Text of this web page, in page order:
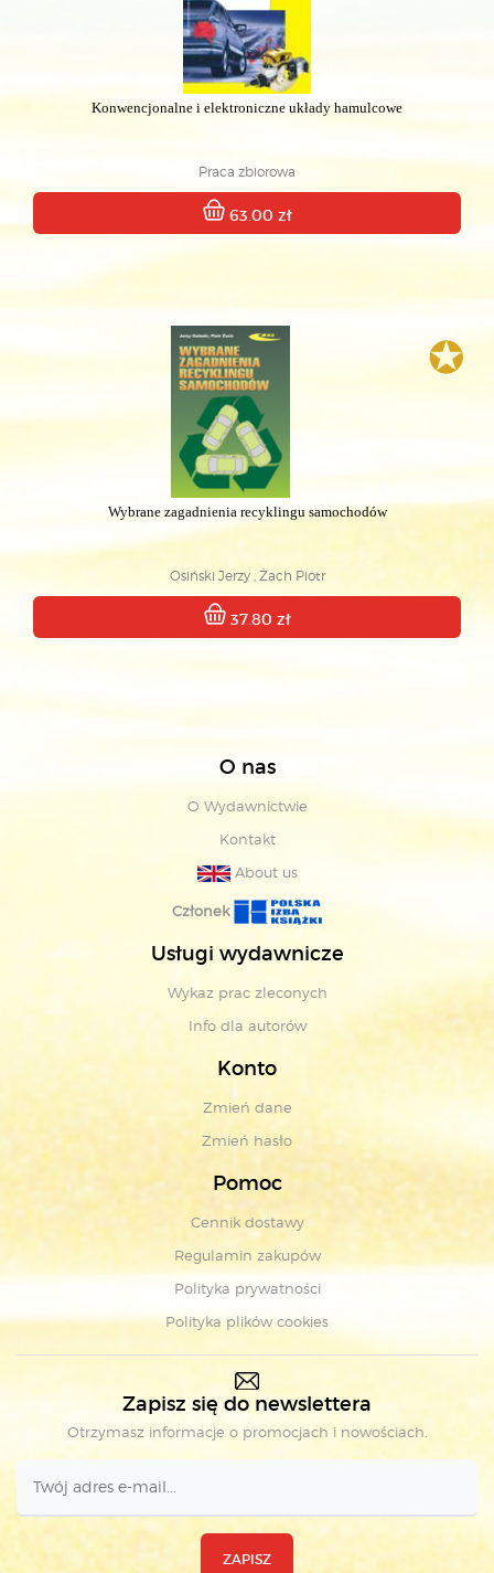
Konwencjonalne i elektroniczne układy hamulcowe
Praca zbiorowa
63.00 zł
✪
Wybrane zagadnienia recyklingu samochodów
Osiński Jerzy , Żach Piotr
37.80 zł
O nas
O Wydawnictwie
Kontakt
About us
Członek
Usługi wydawnicze
Wykaz prac zleconych
Info dla autorów
Konto
Zmień dane
Zmień hasło
Pomoc
Cennik dostawy
Regulamin zakupów
Polityka prywatności
Polityka plików cookies
Zapisz się do newslettera
Otrzymasz informacje o promocjach i nowościach.
ZAPISZ